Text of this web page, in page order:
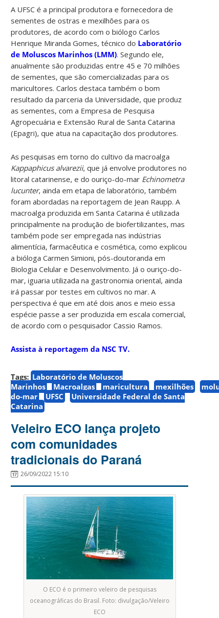
A UFSC é a principal produtora e fornecedora de
sementes de ostras e mexilhões para os
produtores, de acordo com o biólogo Carlos
Henrique Miranda Gomes, técnico do Laboratório
de Moluscos Marinhos (LMM). Segundo ele,
anualmente são produzidas entre 45 e 70 milhões
de sementes, que são comercializadas para os
maricultores. Carlos destaca também o bom
resultado da parceria da Universidade, que produz
as sementes, com a Empresa de Pesquisa
Agropecuária e Extensão Rural de Santa Catarina
(Epagri), que atua na capacitação dos produtores.
As pesquisas em torno do cultivo da macroalga
Kappaphicus alvarezii, que já envolve produtores no
litoral catarinense, e do ouriço-do-mar Echinometra
lucunter, ainda em etapa de laboratório, também
foram abordadas na reportagem de Jean Raupp. A
macroalga produzida em Santa Catarina é utilizada
principalmente na produção de biofertilizantes, mas
também pode ser empregada nas indústrias
alimentícia, farmacêutica e cosmética, como explicou
a bióloga Carmen Simioni, pós-doutoranda em
Biologia Celular e Desenvolvimento. Já o ouriço-do-
mar, iguaria utilizada na gastronomia oriental, ainda
irá passar por testes em cultivos no mar. A
perspectiva é que em até dois anos e meio essa
espécie passe a ser produzida em escala comercial,
de acordo com o pesquisador Cassio Ramos.
Assista à reportagem da NSC TV.
Tags: Laboratório de Moluscos
Marinhos
Macroalgas maricultura mexilhões
do-mar
UFSC
Universidade Federal de Santa
Catarina
Veleiro ECO lança projeto
com comunidades
tradicionais do Paraná
26/09/2022 15:10
O ECO é o primeiro veleiro de pesquisas
oceanográficas do Brasil. Foto: divulgação/Veleiro
ECO